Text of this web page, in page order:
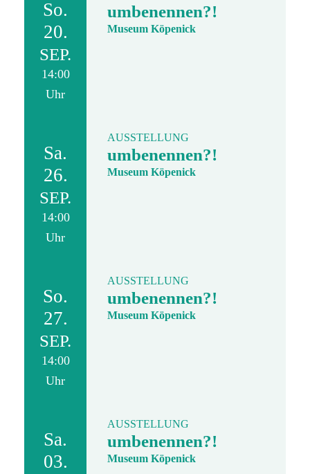
So.
20.
SEP.
14:00
Uhr
umbenennen?!
Museum Köpenick
Sa.
26.
SEP.
14:00
Uhr
AUSSTELLUNG
umbenennen?!
Museum Köpenick
So.
27.
SEP.
14:00
Uhr
AUSSTELLUNG
umbenennen?!
Museum Köpenick
Sa.
03.
AUSSTELLUNG
umbenennen?!
Museum Köpenick